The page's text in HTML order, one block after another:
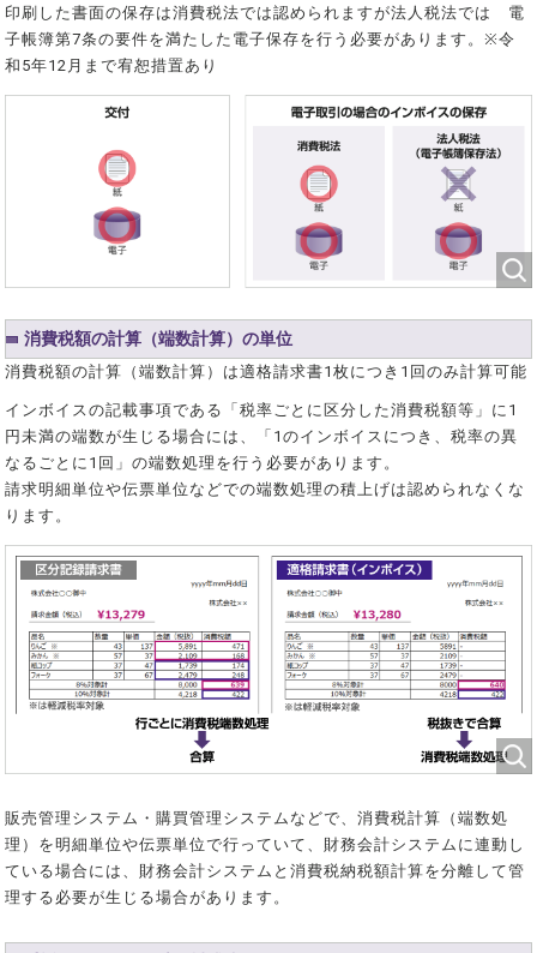
印刷した書面の保存は消費税法では認められますが法人税法では 電
子帳簿第7条の要件を満たした電子保存を行う必要があります。※令
和5年12月まで宥恕措置あり
消費税額の計算（端数計算）の単位
消費税額の計算（端数計算）は適格請求書1枚につき1回のみ計算可能
インボイスの記載事項である「税率ごとに区分した消費税額等」に1
円未満の端数が生じる場合には、「1のインボイスにつき、税率の異
なるごとに1回」の端数処理を行う必要があります。
請求明細単位や伝票単位などでの端数処理の積上げは認められなくな
ります。
販売管理システム・購買管理システムなどで、消費税計算（端数処
理）を明細単位や伝票単位で行っていて、財務会計システムに連動し
ている場合には、財務会計システムと消費税納税額計算を分離して管
理する必要が生じる場合があります。